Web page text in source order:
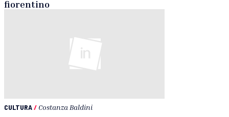
fiorentino
CULTURA/ Costanza Baldini